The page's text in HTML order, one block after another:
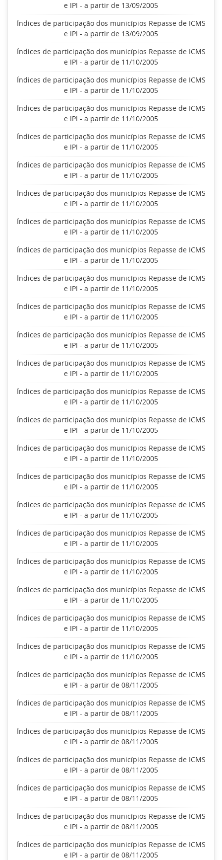
e IPI - a partir de 13/09/2005
Índices de participação dos municípios Repasse de ICMS
e IPI - a partir de 13/09/2005
Índices de participação dos municípios Repasse de ICMS
e IPI - a partir de 11/10/2005
Índices de participação dos municípios Repasse de ICMS
e IPI - a partir de 11/10/2005
Índices de participação dos municípios Repasse de ICMS
e IPI - a partir de 11/10/2005
Índices de participação dos municípios Repasse de ICMS
e IPI - a partir de 11/10/2005
Índices de participação dos municípios Repasse de ICMS
e IPI - a partir de 11/10/2005
Índices de participação dos municípios Repasse de ICMS
e IPI - a partir de 11/10/2005
Índices de participação dos municípios Repasse de ICMS
e IPI - a partir de 11/10/2005
Índices de participação dos municípios Repasse de ICMS
e IPI - a partir de 11/10/2005
Índices de participação dos municípios Repasse de ICMS
e IPI - a partir de 11/10/2005
Índices de participação dos municípios Repasse de ICMS
e IPI - a partir de 11/10/2005
Índices de participação dos municípios Repasse de ICMS
e IPI - a partir de 11/10/2005
Índices de participação dos municípios Repasse de ICMS
e IPI - a partir de 11/10/2005
Índices de participação dos municípios Repasse de ICMS
e IPI - a partir de 11/10/2005
Índices de participação dos municípios Repasse de ICMS
e IPI - a partir de 11/10/2005
Índices de participação dos municípios Repasse de ICMS
e IPI - a partir de 11/10/2005
Índices de participação dos municípios Repasse de ICMS
e IPI - a partir de 11/10/2005
Índices de participação dos municípios Repasse de ICMS
e IPI - a partir de 11/10/2005
Índices de participação dos municípios Repasse de ICMS
e IPI - a partir de 11/10/2005
Índices de participação dos municípios Repasse de ICMS
e IPI - a partir de 11/10/2005
Índices de participação dos municípios Repasse de ICMS
e IPI - a partir de 11/10/2005
Índices de participação dos municípios Repasse de ICMS
e IPI - a partir de 11/10/2005
Índices de participação dos municípios Repasse de ICMS
e IPI - a partir de 11/10/2005
Índices de participação dos municípios Repasse de ICMS
e IPI - a partir de 08/11/2005
Índices de participação dos municípios Repasse de ICMS
e IPI - a partir de 08/11/2005
Índices de participação dos municípios Repasse de ICMS
e IPI - a partir de 08/11/2005
Índices de participação dos municípios Repasse de ICMS
e IPI - a partir de 08/11/2005
Índices de participação dos municípios Repasse de ICMS
e IPI - a partir de 08/11/2005
Índices de participação dos municípios Repasse de ICMS
e IPI - a partir de 08/11/2005
Índices de participação dos municípios Repasse de ICMS
e IPI - a partir de 08/11/2005